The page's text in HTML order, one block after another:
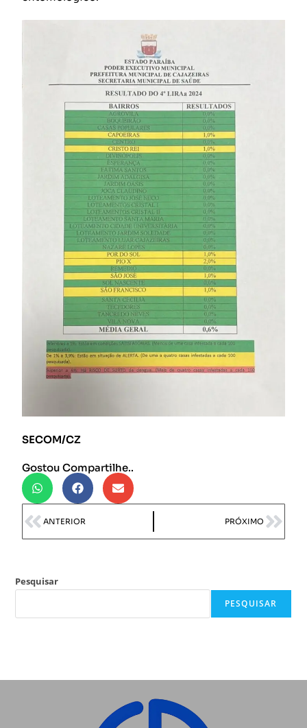
SECOM/CZ
Gostou Compartilhe..
ANTERIOR PRÓXIMO
Pesquisar
PESQUISAR